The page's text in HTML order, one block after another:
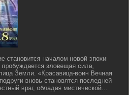
становится началом новой эпохи
пробуждается зловещая сила,
Земли. «Красавица-воин Вечная
вновь становятся последней
враг, обладая мистической...